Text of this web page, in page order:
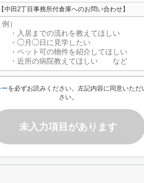
【中田2丁目事務所付倉庫へのお問い合わせ】
を必ずお読みください。左記内容に同意いた
さい。
未入力項目があります